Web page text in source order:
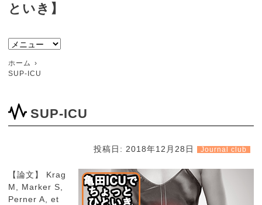
といき】
ホーム
SUP-ICU
SUP-ICU
投稿日: 2018年12月28日 Journal club
【論文】 Krag
M, Marker S,
Perner A, et